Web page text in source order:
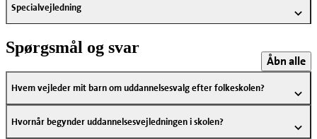
Specialvejledning
Spørgsmål og svar
Åbn alle
Hvem vejleder mit barn om uddannelsesvalg efter folkeskolen?
Hvornår begynder uddannelsesvejledningen i skolen?